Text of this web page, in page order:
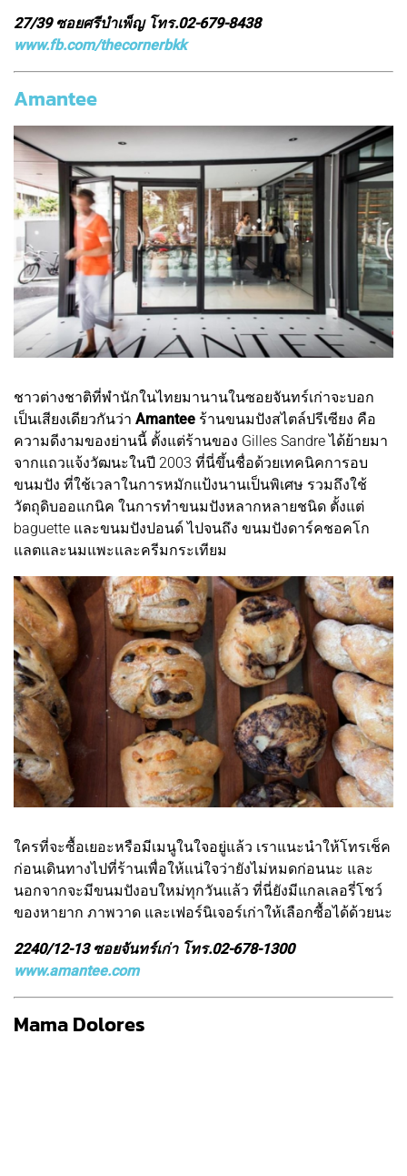
27/39 ซอยศรีบำเพ็ญ โทร.02-679-8438
www.fb.com/thecornerbkk
Amantee
ชาวต่างชาติที่พำนักในไทยมานานในซอยจันทร์เก่าจะบอก
เป็นเสียงเดียวกันว่า Amantee ร้านขนมปังสไตล์ปรีเซียง คือ
ความดีงามของย่านนี้ ตั้งแต่ร้านของ Gilles Sandre ได้ย้ายมา
จากแถวแจ้งวัฒนะในปี 2003 ที่นี่ขึ้นชื่อด้วยเทคนิคการอบ
ขนมปัง ที่ใช้เวลาในการหมักแป้งนานเป็นพิเศษ รวมถึงใช้
วัตถุดิบออแกนิค ในการทำขนมปังหลากหลายชนิด ตั้งแต่
baguette และขนมปังปอนด์ ไปจนถึง ขนมปังดาร์คชอคโก
แลตและนมแพะและครีมกระเทียม
ใครที่จะซื้อเยอะหรือมีเมนูในใจอยู่แล้ว เราแนะนำให้โทรเช็ค
ก่อนเดินทางไปที่ร้านเพื่อให้แน่ใจว่ายังไม่หมดก่อนนะ และ
นอกจากจะมีขนมปังอบใหม่ทุกวันแล้ว ที่นี่ยังมีแกลเลอรี่โชว์
ของหายาก ภาพวาด และเฟอร์นิเจอร์เก่าให้เลือกซื้อได้ด้วยนะ
2240/12-13 ซอยจันทร์เก่า โทร.02-678-1300
www.amantee.com
Mama Dolores